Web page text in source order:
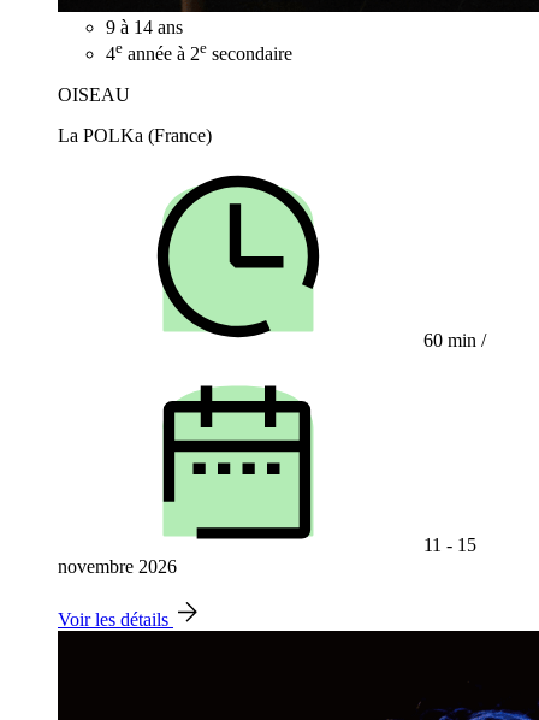
9 à 14 ans
4e année à 2e secondaire
OISEAU
La POLKa (France)
60 min /
11 - 15
novembre 2026
Voir les détails